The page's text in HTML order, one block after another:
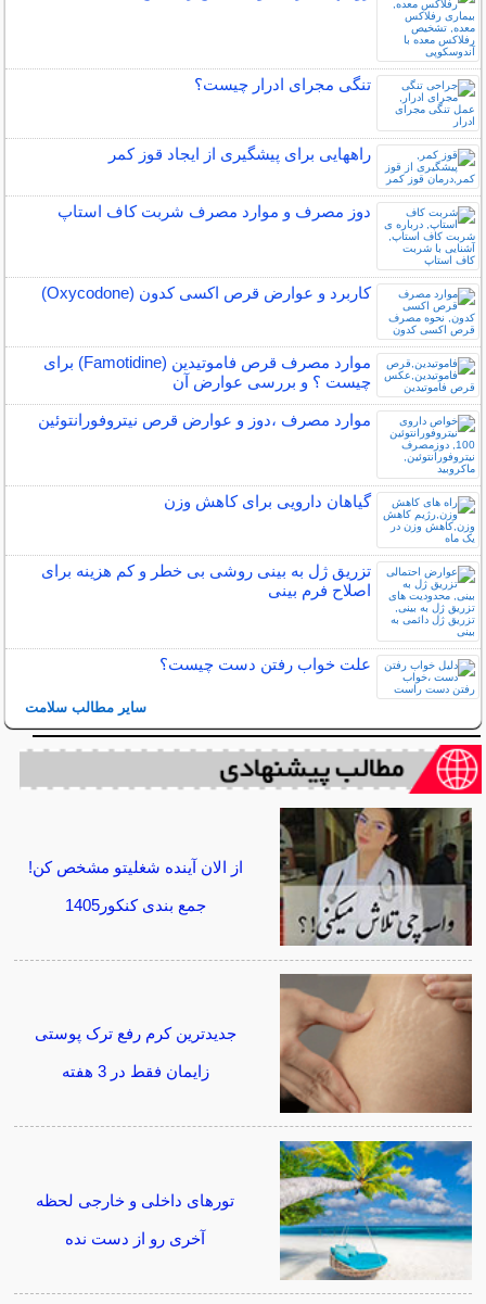
تنگی مجرای ادرار چیست؟
راههایی برای پیشگیری از ایجاد قوز کمر
دوز مصرف و موارد مصرف شربت کاف استاپ
کاربرد و عوارض قرص اکسی کدون (Oxycodone)
موارد مصرف قرص فاموتیدین (Famotidine) برای
چیست ؟ و بررسی عوارض آن
موارد مصرف ،دوز و عوارض قرص نیتروفورانتوئین
گیاهان دارویی برای کاهش وزن
تزریق ژل به بینی روشی بی خطر و کم هزینه برای
اصلاح فرم بینی
علت خواب رفتن دست چیست؟
سایر مطالب سلامت
از الان آینده شغلیتو مشخص کن!
جمع بندی کنکور1405
جدیدترین کرم رفع ترک پوستی
زایمان فقط در 3 هفته
تورهای داخلی و خارجی لحظه
آخری رو از دست نده